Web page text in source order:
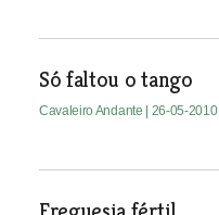
Só faltou o tango
Cavaleiro Andante | 26-05-2010